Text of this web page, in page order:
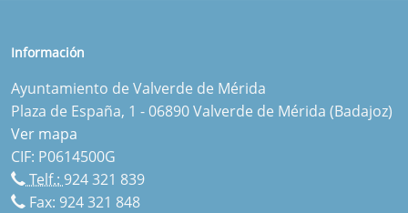
Información
Ayuntamiento de Valverde de Mérida
Plaza de España, 1 - 06890 Valverde de Mérida (Badajoz)
Ver mapa
CIF: P0614500G
Telf.: 924 321 839
Fax: 924 321 848